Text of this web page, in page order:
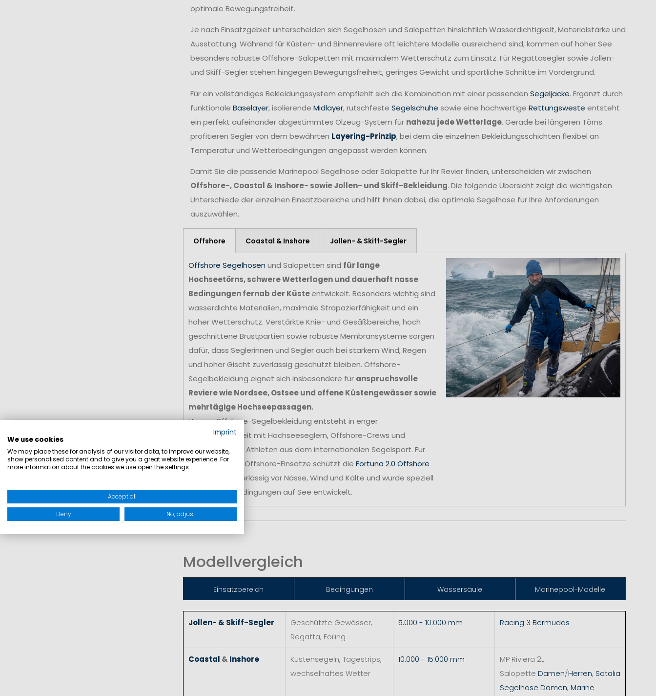
optimale Bewegungsfreiheit.
Je nach Einsatzgebiet unterscheiden sich Segelhosen und Salopetten hinsichtlich Wasserdichtigkeit, Materialstärke und
Ausstattung. Während für Küsten- und Binnenreviere oft leichtere Modelle ausreichend sind, kommen auf hoher See
besonders robuste Offshore-Salopetten mit maximalem Wetterschutz zum Einsatz. Für Regattasegler sowie Jollen-
und Skiff-Segler stehen hingegen Bewegungsfreiheit, geringes Gewicht und sportliche Schnitte im Vordergrund.
Für ein vollständiges Bekleidungssystem empfiehlt sich die Kombination mit einer passenden Segeljacke. Ergänzt durch
funktionale Baselayer, isolierende Midlayer, rutschfeste Segelschuhe sowie eine hochwertige Rettungsweste entsteht
ein perfekt aufeinander abgestimmtes Ölzeug-System für nahezu jede Wetterlage. Gerade bei längeren Törns
profitieren Segler von dem bewährten Layering-Prinzip, bei dem die einzelnen Bekleidungsschichten flexibel an
Temperatur und Wetterbedingungen angepasst werden können.
Damit Sie die passende Marinepool Segelhose oder Salopette für Ihr Revier finden, unterscheiden wir zwischen
Offshore-, Coastal & Inshore- sowie Jollen- und Skiff-Bekleidung. Die folgende Übersicht zeigt die wichtigsten
Unterschiede der einzelnen Einsatzbereiche und hilft Ihnen dabei, die optimale Segelhose für Ihre Anforderungen
auszuwählen.
Offshore Coastal & Inshore Jollen- & Skiff-Segler
Offshore Segelhosen und Salopetten sind für lange
Hochseetörns, schwere Wetterlagen und dauerhaft nasse
Bedingungen fernab der Küsteentwickelt. Besonders wichtig sind
wasserdichte Materialien, maximale Strapazierfähigkeit und ein
hoher Wetterschutz. Verstärkte Knie- und Gesäßbereiche, hoch
geschnittene Brustpartien sowie robuste Membransysteme sorgen
dafür, dass Seglerinnen und Segler auch bei starkem Wind, Regen
und hoher Gischt zuverlässig geschützt bleiben. Offshore-
Segelbekleidung eignet sich insbesondere für anspruchsvolle
Reviere wie Nordsee, Ostsee und offene Küstengewässer sowie
mehrtägige Hochseepassagen.
Unsere Offshore-Segelbekleidung entsteht in enger
Zusammenarbeit mit Hochseeseglern, Offshore-Crews und
professionellen Athleten aus dem internationalen Segelsport. Für
anspruchsvolle Offshore-Einsätze schützt die Fortuna 2.0 Offshore
zuverlässig vor Nässe, Wind und Kälte und wurde speziell
für extreme Bedingungen auf See entwickelt.
Modellvergleich
Einsatzbereich Bedingungen Wassersäule Marinepool-Modelle
Jollen- & Skiff-Segler
Geschützte Gewässer,
Regatta, Foiling
5.000 - 10.000 mm Racing 3 Bermudas
Coastal & Inshore
Küstensegeln, Tagestrips,
wechselhaftes Wetter
10.000 - 15.000 mm
MP Riviera 2L
Salopette Damen/Herren, Sotalia
Segelhose Damen, Marine
Imprint
We use cookies
We may place these for analysis of our visitor data, to improve our website,
show personalised content and to give you a great website experience. For
more information about the cookies we use open the settings.
Accept all
Deny No, adjust